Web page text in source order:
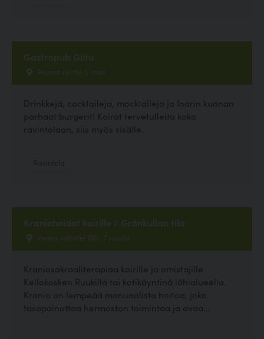
Gastropub Giitu
Revontulentie 1, Inari
Drinkkejä, cocktaileja, mocktaileja ja Inarin kunnan
parhaat burgerit! Koirat tervetulleita koko
ravintolaan, siis myös sisälle.
Kraniohoidot koirille / Grönkullan tila
Vanha valtatie 190 , Tuusula
Kraniosakraaliterapiaa koirille ja omistajille
Kellokosken Ruukilla tai kotikäyntinä lähialueella.
Kranio on lempeää manuaalista hoitoa, joka
tasapainottaa hermoston toimintaa ja avaa...